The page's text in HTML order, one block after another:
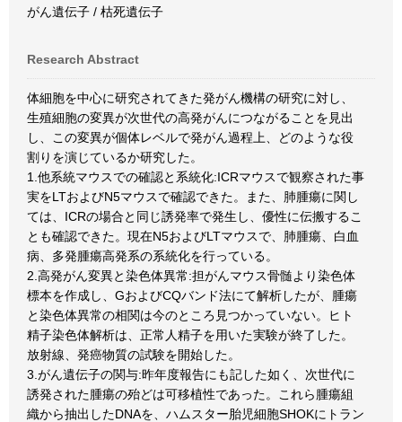
がん遺伝子 / 枯死遺伝子
Research Abstract
体細胞を中心に研究されてきた発がん機構の研究に対し、
生殖細胞の変異が次世代の高発がんにつながることを見出
し、この変異が個体レベルで発がん過程上、どのような役
割りを演じているか研究した。
1.他系統マウスでの確認と系統化:ICRマウスで観察された事
実をLTおよびN5マウスで確認できた。また、肺腫瘍に関し
ては、ICRの場合と同じ誘発率で発生し、優性に伝搬するこ
とも確認できた。現在N5およびLTマウスで、肺腫瘍、白血
病、多発腫瘍高発系の系統化を行っている。
2.高発がん変異と染色体異常:担がんマウス骨髄より染色体
標本を作成し、GおよびCQバンド法にて解析したが、腫瘍
と染色体異常の相関は今のところ見つかっていない。ヒト
精子染色体解析は、正常人精子を用いた実験が終了した。
放射線、発癌物質の試験を開始した。
3.がん遺伝子の関与:昨年度報告にも記した如く、次世代に
誘発された腫瘍の殆どは可移植性であった。これら腫瘍組
織から抽出したDNAを、ハムスター胎児細胞SHOKにトラン